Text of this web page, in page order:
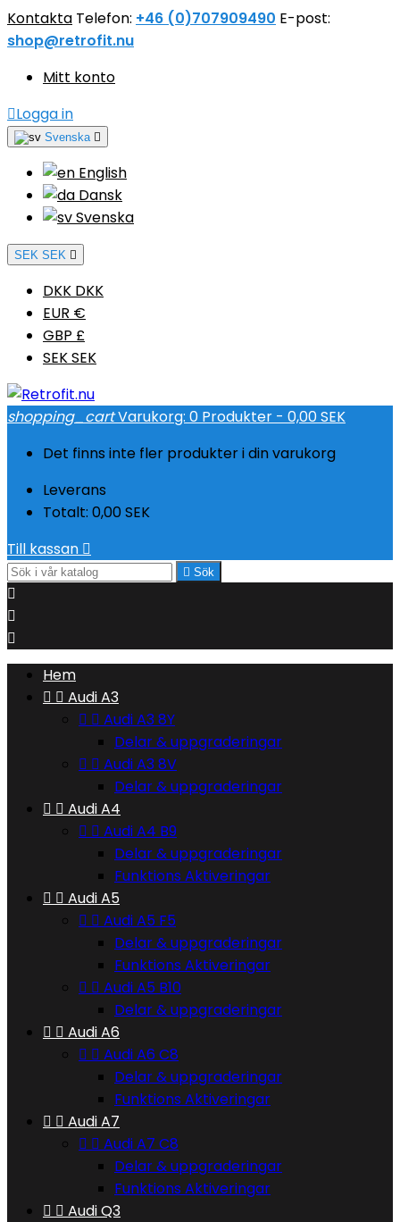
Kontakta Telefon: +46 (0)707909490 E-post:
shop@retrofit.nu
Mitt konto
Logga in
Svenska 
English
Dansk
Svenska
SEK SEK 
DKK DKK
EUR €
GBP £
SEK SEK
shopping_cartVarukorg: 0 Produkter - 0,00 SEK
Det finns inte fler produkter i din varukorg
Leverans
Totalt: 0,00 SEK
Till kassan 
 Sök



Hem
  Audi A3
  Audi A3 8Y
Delar & uppgraderingar
  Audi A3 8V
Delar & uppgraderingar
  Audi A4
  Audi A4 B9
Delar & uppgraderingar
Funktions Aktiveringar
  Audi A5
  Audi A5 F5
Delar & uppgraderingar
Funktions Aktiveringar
  Audi A5 B10
Delar & uppgraderingar
  Audi A6
  Audi A6 C8
Delar & uppgraderingar
Funktions Aktiveringar
  Audi A7
  Audi A7 C8
Delar & uppgraderingar
Funktions Aktiveringar
  Audi Q3